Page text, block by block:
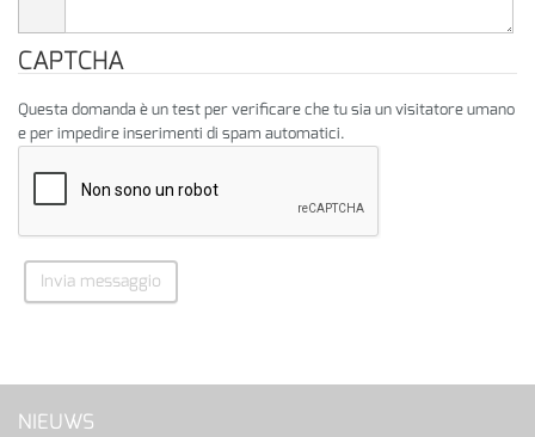
CAPTCHA
Questa domanda è un test per verificare che tu sia un visitatore umano
e per impedire inserimenti di spam automatici.
Invia messaggio
NIEUWS